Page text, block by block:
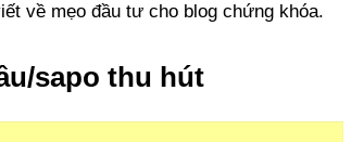
về mẹo đầu tư cho blog chứng khóa.
sapo thu hút